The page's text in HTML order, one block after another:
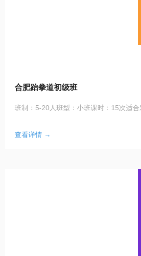
合肥跆拳道初级班
班制：5-20人班型：小班课时：15次适
查看详情 →